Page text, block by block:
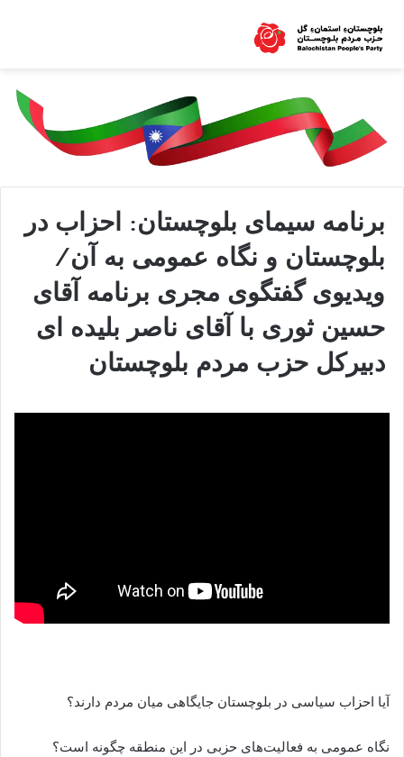
برنامه سیمای بلوچستان: احزاب در
بلوچستان و نگاه عمومی به آن/
ویدیوی گفتگوی مجری برنامه آقای
حسین ثوری با آقای ناصر بلیده ای
دبیرکل حزب مردم بلوچستان
آیا احزاب سیاسی در بلوچستان جایگاهی میان مردم دارند؟
نگاه عمومی به فعالیت‌های حزبی در این منطقه چگونه است؟